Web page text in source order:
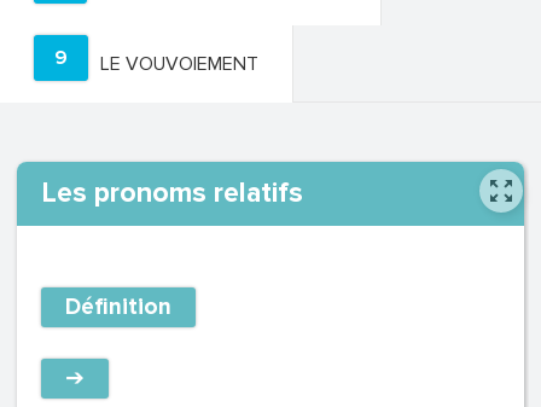
9 LE VOUVOIEMENT
Les pronoms relatifs
Définition
➔